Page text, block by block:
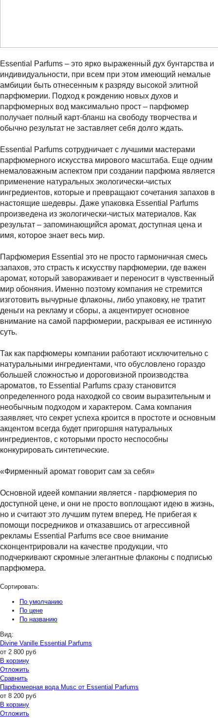
Essential Parfums – это ярко выраженный дух бунтарства и
индивидуальности, при всем при этом имеющий немалые
амбиции быть отнесенным к разряду высокой элитной
парфюмерии. Подход к рождению новых духов и
парфюмерных вод максимально прост – парфюмер
получает полный карт-бланш на свободу творчества и
обычно результат не заставляет себя долго ждать.
Еssential Parfums сотрудничает с лучшими мастерами
парфюмерного искусства мирового масштаба. Еще одним
немаловажным аспектом при создании парфюма является
применение натуральных экологически-чистых
ингредиентов, которые и превращают сочетания запахов в
настоящие шедевры. Даже упаковка Essential Parfums
произведена из экологически-чистых материалов. Как
результат – запоминающийся аромат, доступная цена и
имя, которое знает весь мир.
Парфюмерия Essential это не просто гармоничная смесь
запахов, это страсть к искусству парфюмерии, где важен
аромат, который завораживает и переносит в чувственный
мир обоняния. Именно поэтому компания не стремится
изготовить вычурные флаконы, либо упаковку, не тратит
деньги на рекламу и сборы, а акцентирует основное
внимание на самой парфюмерии, раскрывая ее истинную
суть.
Так как парфюмеры компании работают исключительно с
натуральными ингредиентами, что обусловлено гораздо
большей сложностью и дороговизной производства
ароматов, то Essential Parfums сразу становится
определенного рода находкой со своим выразительным и
необычным подходом и характером. Сама компания
заявляет, что секрет успеха кроится в простоте и основным
акцентом всегда будет пригоршня натуральных
ингредиентов, с которыми просто неспособны
конкурировать синтетические.
«Фирменный аромат говорит сам за себя»
Основной идеей компании является - парфюмерия по
доступной цене, и они не просто воплощают идею в жизнь,
но и считают это лучшим путем вперед. Не прибегая к
помощи посредников и отказавшись от агрессивной
рекламы Essential Parfums все свое внимание
сконцентрировали на качестве продукции, что
подчеркивают скромные элегантные флаконы с подписью
парфюмера.
Сортировать:
По умолчанию
По цене
По названию
Вид:
Divine Vanille Essential Parfums
от 2 800 руб
В корзину
Отложить
Сравнить
Парфюмерная вода Musc от Essential Parfums
от 8 200 руб
В корзину
Отложить